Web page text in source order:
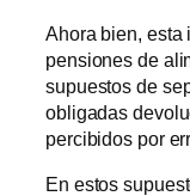
Ahora bien, esta
pensiones de
supuestos de
obligadas
percibidos por
En estos